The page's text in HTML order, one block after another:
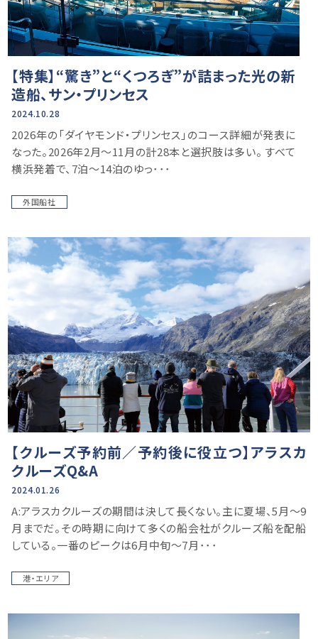
【特集】“驚き”と“くつろぎ”が詰まった光の新
造船、サン・プリンセス
2024.10.28
2026年の「ダイヤモンド・プリンセス」のコース詳細が発表に
なった。2026年2月〜11月の計28本と選択肢は多い。 すべて
横浜発着で、7泊〜14泊のゆっ･･･
外国船社
【クルーズ予約前／予約後に役立つ】アラスカ
クルーズQ&A
2024.01.26
A:アラスカクルーズの期間は決して長くない。主に夏場、5月〜9
月までだ。その時期に向けて多くの船会社がクルーズ船を配船
している。一番のピークは6月中旬〜7月･･･
港・エリア